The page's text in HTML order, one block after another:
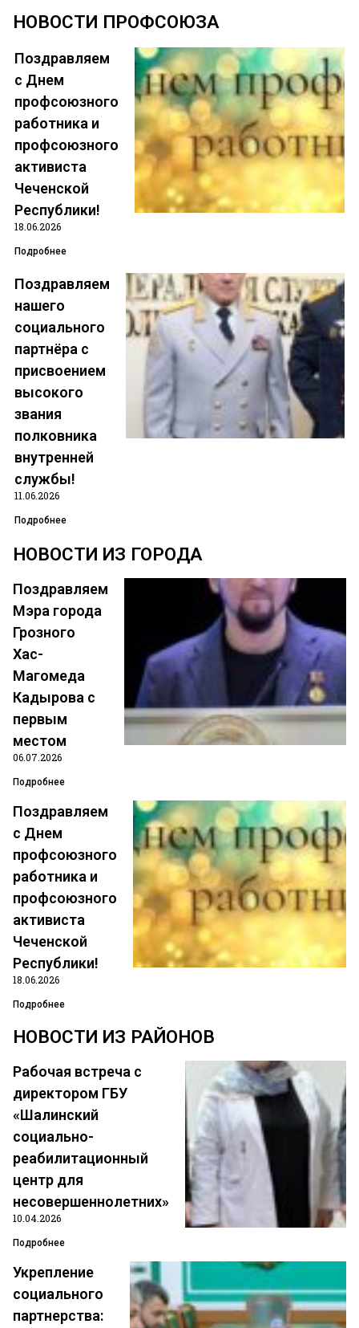
Чеченская Республиканская
организация общероссийского
профсоюза работников
государственных учреждений
и общественного
обслуживания
Российской Федерации
Позвонить
Ножай-
Юртовский
район
Танкаев Хаваж Анзорович
Уполномоченный по территориальным организациям
Республиканской организации Профсоюза
Тел.: 8 (963) 588-59-41;
E-Mail: chro.prgu@mail.ru;
Skype: tankaev695
Беседа с членами Ножай-
Юртовского районного комитета
Профсоюза о важности участия в
выбора Президента РФ
НОВОСТИ ПРОФСОЮЗА
Поздравляем
с Днем
профсоюзного
работника и
профсоюзного
активиста
Чеченской
Республики!
18.06.2026
Подробнее
Поздравляем
нашего
социального
партнёра с
присвоением
высокого
звания
полковника
внутренней
службы!
11.06.2026
Подробнее
НОВОСТИ ИЗ ГОРОДА
Поздравляем
Мэра города
Грозного
Хас-
Магомеда
Кадырова с
первым
местом
06.07.2026
Подробнее
Поздравляем
с Днем
профсоюзного
работника и
профсоюзного
активиста
Чеченской
Республики!
18.06.2026
Подробнее
НОВОСТИ ИЗ РАЙОНОВ
Рабочая встреча с
директором ГБУ
«Шалинский
социально-
реабилитационный
центр для
несовершеннолетних»
10.04.2026
Подробнее
Укрепление
социального
партнерства: